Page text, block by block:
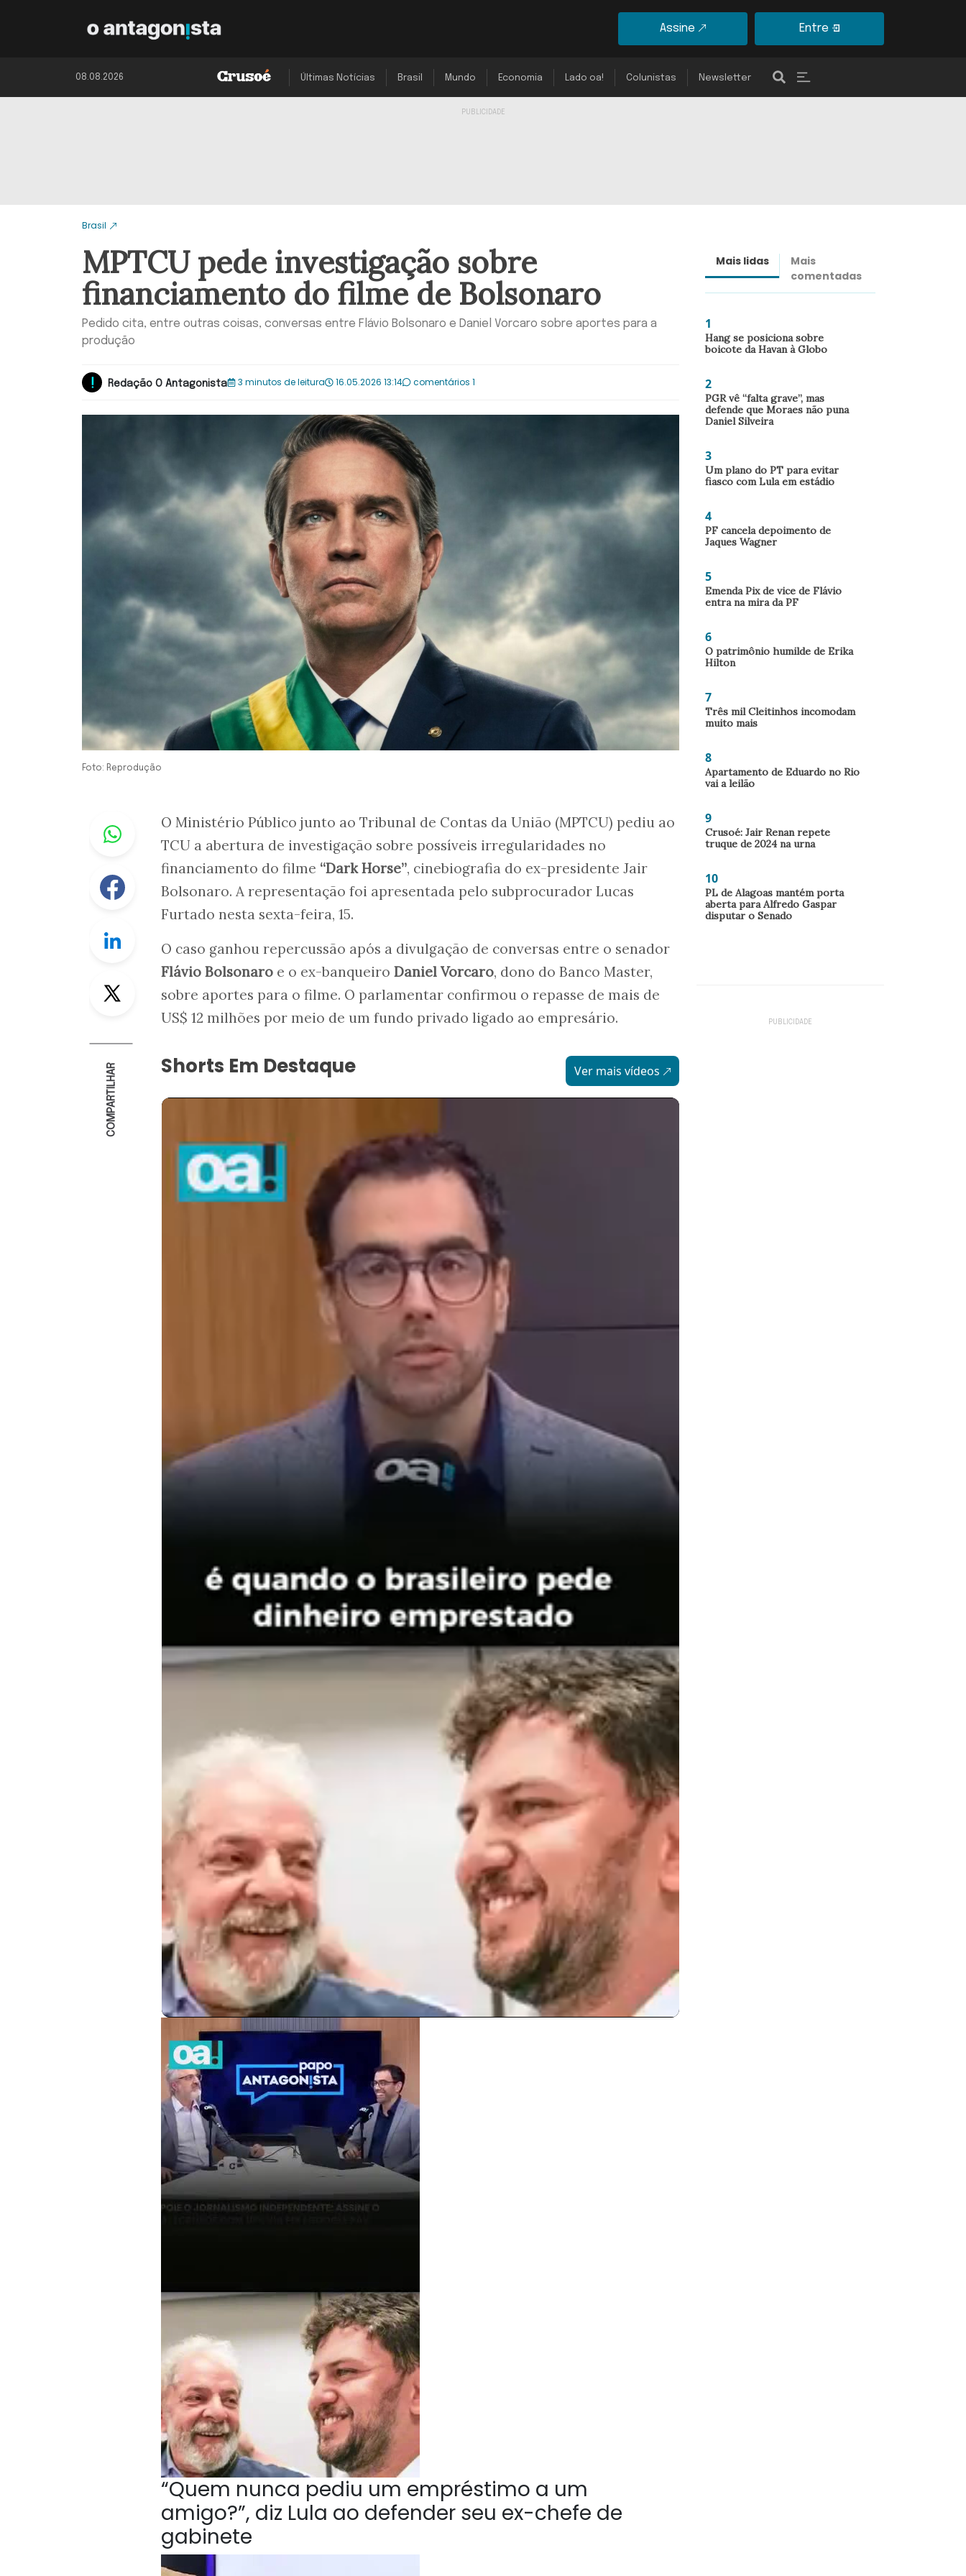
Assine Entre
08.08.2026 Últimas Notícias Brasil Mundo Economia Lado oa! Colunistas Newsletter
Brasil
MPTCU pede investigação sobre
financiamento do filme de Bolsonaro
Pedido cita, entre outras coisas, conversas entre Flávio Bolsonaro e Daniel Vorcaro sobre aportes para a
produção
Redação O Antagonista 3 minutos de leitura 16.05.2026 13:14 comentários 1
Foto: Reprodução
Whastapp
Facebook
Twitter
COMPARTILHAR
O Ministério Público junto ao Tribunal de Contas da União (MPTCU) pediu ao
TCU a abertura de investigação sobre possíveis irregularidades no
financiamento do filme “Dark Horse”, cinebiografia do ex-presidente Jair
Bolsonaro. A representação foi apresentada pelo subprocurador Lucas
Furtado nesta sexta-feira, 15.
O caso ganhou repercussão após a divulgação de conversas entre o senador
Flávio Bolsonaro e o ex-banqueiro Daniel Vorcaro, dono do Banco Master,
sobre aportes para o filme. O parlamentar confirmou o repasse de mais de
US$ 12 milhões por meio de um fundo privado ligado ao empresário.
Shorts Em Destaque Ver mais vídeos
“Quem nunca pediu um empréstimo a um
amigo?”, diz Lula ao defender seu ex-chefe de
gabinete
Mais lidas
Mais
comentadas
1
Hang se posiciona sobre
boicote da Havan à Globo
2
PGR vê “falta grave”, mas
defende que Moraes não puna
Daniel Silveira
3
Um plano do PT para evitar
fiasco com Lula em estádio
4
PF cancela depoimento de
Jaques Wagner
5
Emenda Pix de vice de Flávio
entra na mira da PF
6
O patrimônio humilde de Erika
Hilton
7
Três mil Cleitinhos incomodam
muito mais
8
Apartamento de Eduardo no Rio
vai a leilão
9
Crusoé: Jair Renan repete
truque de 2024 na urna
10
PL de Alagoas mantém porta
aberta para Alfredo Gaspar
disputar o Senado